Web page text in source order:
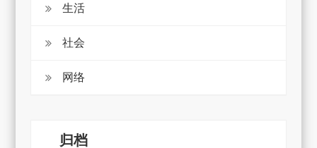
生活
社会
网络
归档